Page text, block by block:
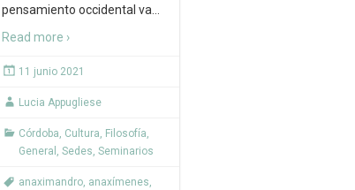
pensamiento occidental va
Read more ›
11 junio 2021
Lucia Appugliese
Córdoba, Cultura, Filosofía,
General , Sedes, Seminarios
anaximandro, anaxímenes,